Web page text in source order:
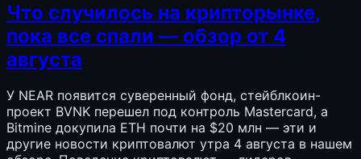
Что случилось на крипторынке,
пока все спали — обзор от 4
августа
У NEAR появится суверенный фонд, стейблкоин-
проект BVNK перешел под контроль Mastercard, а
Bitmine докупила ETH почти на $20 млн — эти и
другие новости криптовалют утра 4 августа в нашем